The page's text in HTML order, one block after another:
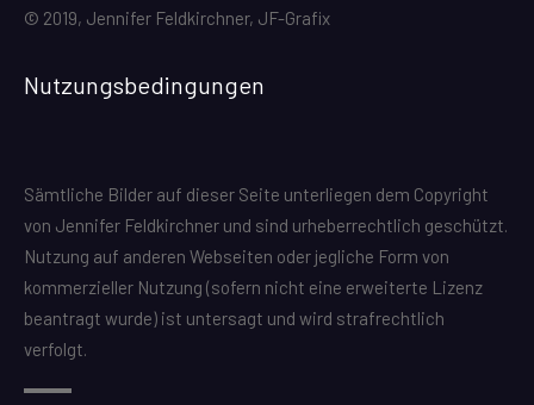
© 2019, Jennifer Feldkirchner, JF-Grafix
Nutzungsbedingungen
Sämtliche Bilder auf dieser Seite unterliegen dem Copyright
von Jennifer Feldkirchner und sind urheberrechtlich geschützt.
Nutzung auf anderen Webseiten oder jegliche Form von
kommerzieller Nutzung (sofern nicht eine erweiterte Lizenz
beantragt wurde) ist untersagt und wird strafrechtlich
verfolgt.